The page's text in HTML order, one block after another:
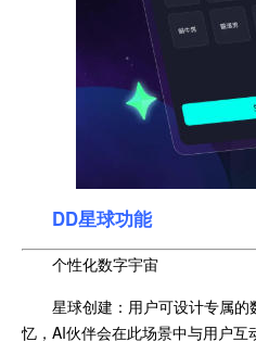
DD星球功能
个性化数字宇宙
星球创建：用户可设计专属
忆，AI伙伴会在此场景中与用户互